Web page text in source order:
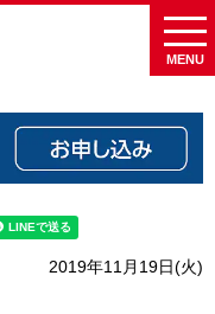
MENU
2019年11月19日(火)